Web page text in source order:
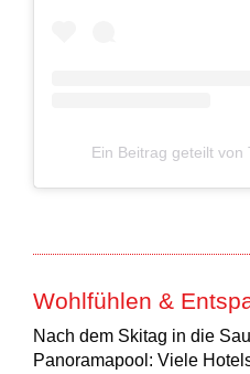
Ein Beitrag geteilt
Wohlfühlen &
Nach dem Skitag in die
Panoramapool: Viele